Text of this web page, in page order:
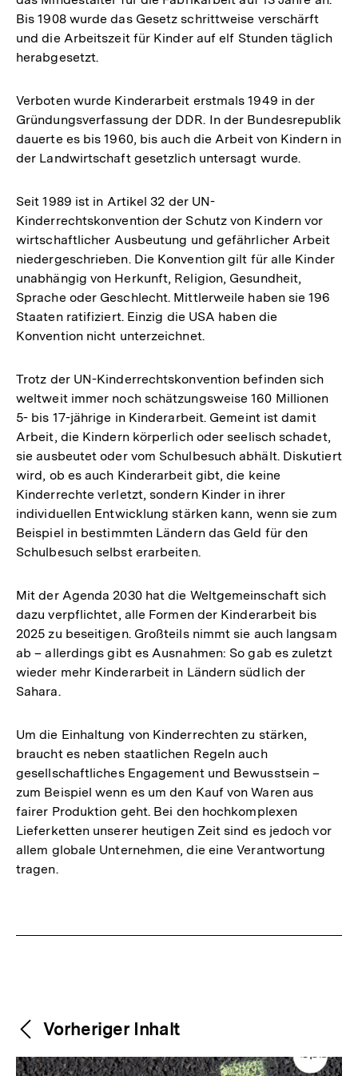
Bis 1908 wurde das Gesetz schrittweise verschärft
und die Arbeitszeit für Kinder auf elf Stunden täglich
herabgesetzt.
Verboten wurde Kinderarbeit erstmals 1949 in der
Gründungsverfassung der DDR. In der Bundesrepublik
dauerte es bis 1960, bis auch die Arbeit von Kindern in
der Landwirtschaft gesetzlich untersagt wurde.
Seit 1989 ist in Artikel 32 der UN-
Kinderrechtskonvention der Schutz von Kindern vor
wirtschaftlicher Ausbeutung und gefährlicher Arbeit
niedergeschrieben. Die Konvention gilt für alle Kinder
unabhängig von Herkunft, Religion, Gesundheit,
Sprache oder Geschlecht. Mittlerweile haben sie 196
Staaten ratifiziert. Einzig die USA haben die
Konvention nicht unterzeichnet.
Trotz der UN-Kinderrechtskonvention befinden sich
weltweit immer noch schätzungsweise 160 Millionen
5- bis 17-jährige in Kinderarbeit. Gemeint ist damit
Arbeit, die Kindern körperlich oder seelisch schadet,
sie ausbeutet oder vom Schulbesuch abhält. Diskutiert
wird, ob es auch Kinderarbeit gibt, die keine
Kinderrechte verletzt, sondern Kinder in ihrer
individuellen Entwicklung stärken kann, wenn sie zum
Beispiel in bestimmten Ländern das Geld für den
Schulbesuch selbst erarbeiten.
Mit der Agenda 2030 hat die Weltgemeinschaft sich
dazu verpflichtet, alle Formen der Kinderarbeit bis
2025 zu beseitigen. Großteils nimmt sie auch langsam
ab – allerdings gibt es Ausnahmen: So gab es zuletzt
wieder mehr Kinderarbeit in Ländern südlich der
Sahara.
Um die Einhaltung von Kinderrechten zu stärken,
braucht es neben staatlichen Regeln auch
gesellschaftliches Engagement und Bewusstsein –
zum Beispiel wenn es um den Kauf von Waren aus
fairer Produktion geht. Bei den hochkomplexen
Lieferketten unserer heutigen Zeit sind es jedoch vor
allem globale Unternehmen, die eine Verantwortung
tragen.
Weitere
Inhalte
Content-
Navigation
Vorheriger Inhalt